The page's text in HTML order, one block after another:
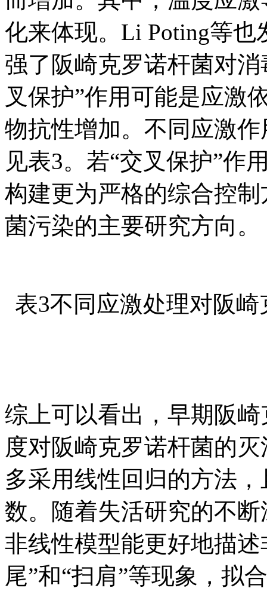
化来体现。Li Poting等
强了阪崎克罗诺杆菌对
叉保护”作用可能是应激
物抗性增加。不同应激
见表3。若“交叉保护”作
构建更为严格的综合控
菌污染的主要研究方向。
表3不同应激处理对阪
综上可以看出，早期阪
度对阪崎克罗诺杆菌的
多采用线性回归的方法
数。随着失活研究的不
非线性模型能更好地描
尾”和“扫肩”等现象，拟